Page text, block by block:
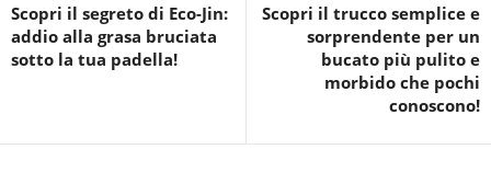
Scopri il segreto di Eco-Jin:
addio alla grasa bruciata
sotto la tua padella!
Scopri il trucco semplice e
sorprendente per un
bucato più pulito e
morbido che pochi
conoscono!